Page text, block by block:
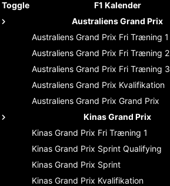
Toggle F1 Kalender
Australiens Grand Prix
Australiens Grand Prix Fri Træning 1
Australiens Grand Prix Fri Træning 2
Australiens Grand Prix Fri Træning 3
Australiens Grand Prix Kvalifikation
Australiens Grand Prix Grand Prix
Kinas Grand Prix
Kinas Grand Prix Fri Træning 1
Kinas Grand Prix Sprint Qualifying
Kinas Grand Prix Sprint
Kinas Grand Prix Kvalifikation